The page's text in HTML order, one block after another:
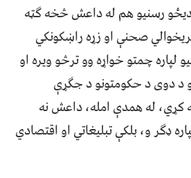
رسنیو هم له داعش څخه ګټه
صحنې او زړه راښکونکي
لپاره چمتو خواړه وو ترڅو ویره او
دوی د حکومتونو د جګړې
کړي، له همدې امله، داعش نه
ډګر و، بلکې تبلیغاتي او اقتصادي